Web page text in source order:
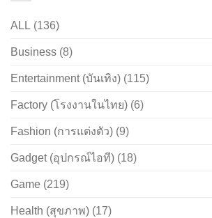
ALL (136)
Business (8)
Entertainment (บันเทิง) (115)
Factory (โรงงานในไทย) (6)
Fashion (การแต่งตัว) (9)
Gadget (อุปกรณ์ไอที) (18)
Game (219)
Health (สุขภาพ) (17)